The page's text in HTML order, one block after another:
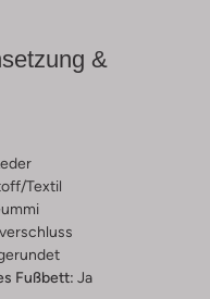
&
textil
Fußbett: Ja